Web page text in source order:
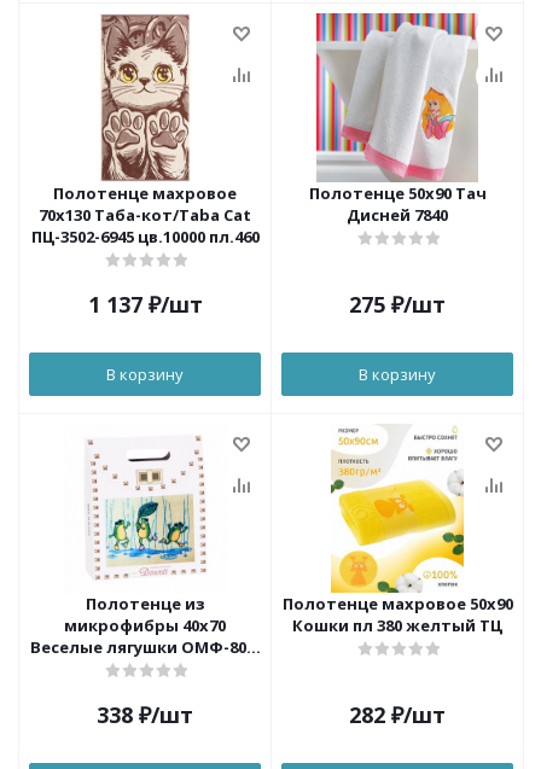
Полотенце махровое
70х130 Таба-кот/Taba Cat
ПЦ-3502-6945 цв.10000 пл.460
1 137₽/шт
В корзину
Полотенце 50х90 Тач
Дисней 7840
275 ₽/шт
В корзину
Полотенце из
микрофибры 40х70
Веселые лягушки ОМФ-80 в
коробке Dinosti
338 ₽/шт
Полотенце махровое 50х90
Кошки пл 380 желтый ТЦ
282 ₽/шт